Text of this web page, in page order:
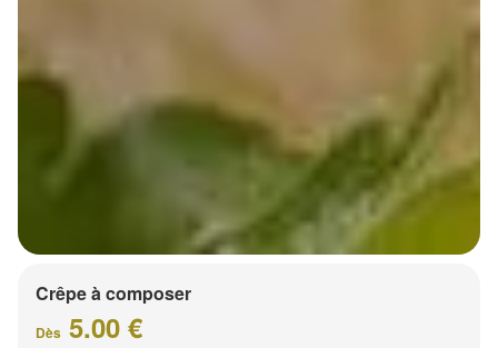
Crêpe à composer
Dès 5.00 €